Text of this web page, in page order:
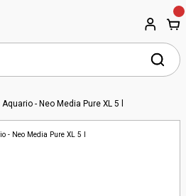
Aquario - Neo Media Pure XL 5 l